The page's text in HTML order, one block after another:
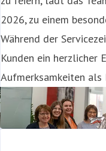
2026, zu einem
Während der
Kunden ein herzlicher
Aufmerksamkeiten als